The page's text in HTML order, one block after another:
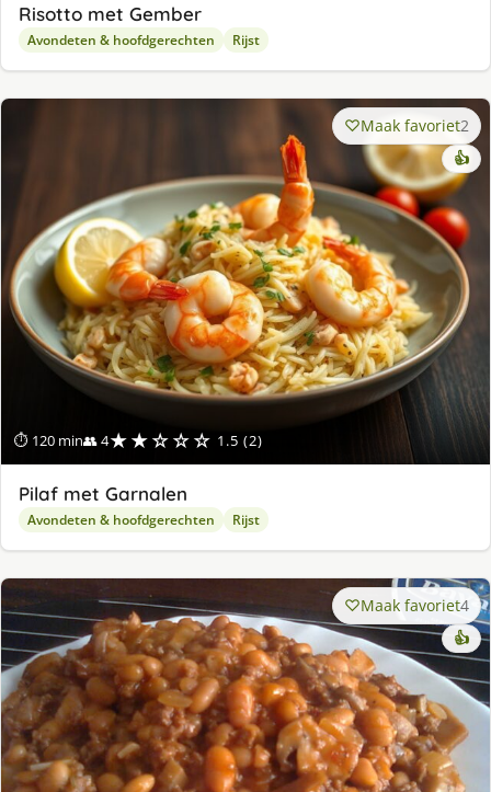
Risotto met Gember
Avondeten & hoofdgerechten Rijst
⏱ 120 min👥 4★★☆☆☆ 1.5 (2)
Maak favoriet2
👍
Pilaf met Garnalen
Avondeten & hoofdgerechten Rijst
Maak favoriet4
👍